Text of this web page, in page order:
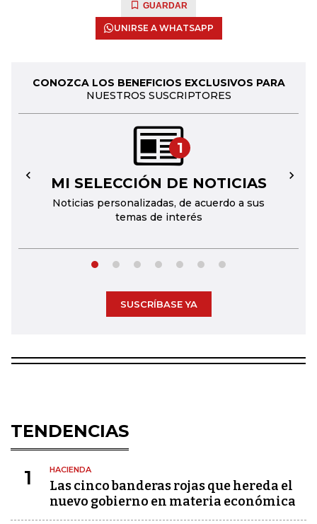
GUARDAR
UNIRSE A WHATSAPP
CONOZCA LOS BENEFICIOS EXCLUSIVOS PARA
NUESTROS SUSCRIPTORES
1
MI SELECCIÓN DE NOTICIAS
Noticias personalizadas, de acuerdo a sus
temas de interés
← →
SUSCRÍBASE YA
TENDENCIAS
1 HACIENDA
Las cinco banderas rojas que hereda el
nuevo gobierno en materia económica